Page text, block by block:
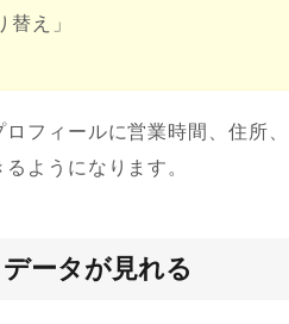
替え」
ロフィールに営業時間、住所
ようになります。
ータが見れる